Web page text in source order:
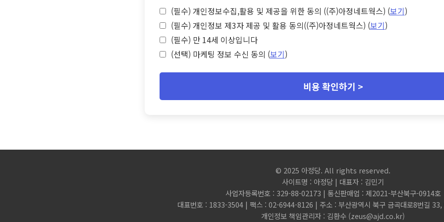
(필수) 개인정보수집,활용 및 제공을 위한 동의 ((주)아정네트웍스) (보기)
(필수) 개인정보 제3자 제공 및 활용 동의((주)아정네트웍스) (보기)
(필수) 만 14세 이상입니다
(선택) 마케팅 정보 수신 동의 (보기)
비용 확인하기 >
© 2025 아정당. All rights reserved.
사이트명 : 아정당 | 대표자 : 김민기
사업자등록번호 : 329-88-02173 | 통신판매업 : 제2021-부산북구-0914호
대표번호 : 1833-3504 | 팩스 : 02-6944-8126 | 주소 : 부산광역시 북구 금곡대로8번길 33,
개인정보 책임관리자 : 김환수 (zeus@ajd.co.kr)